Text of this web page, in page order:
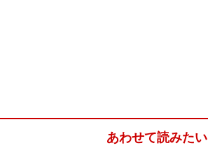
あわせて読みたい